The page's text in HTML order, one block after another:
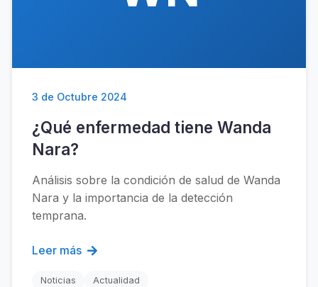
3 de Octubre 2024
¿Qué enfermedad tiene Wanda
Nara?
Análisis sobre la condición de salud de Wanda
Nara y la importancia de la detección
temprana.
Leer más
Noticias Actualidad